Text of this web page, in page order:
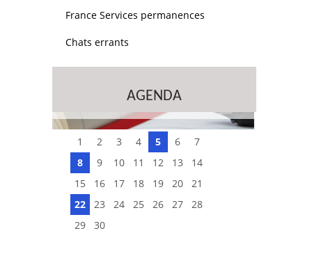
France Services permanences
Chats errants
AGENDA
1 2 3 4 5 6
7
8
9 10 11 12 13
14
15
16 17 18 19 20
21
22
23 24 25 26 27
28
29
30